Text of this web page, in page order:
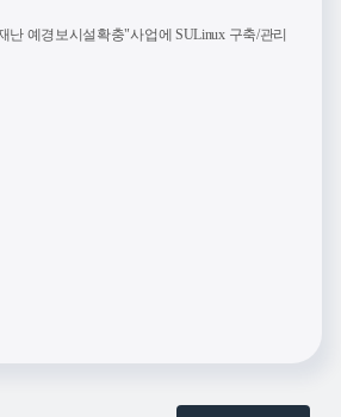
난 예경보시설확충"사업에 SULinux 구축/관리